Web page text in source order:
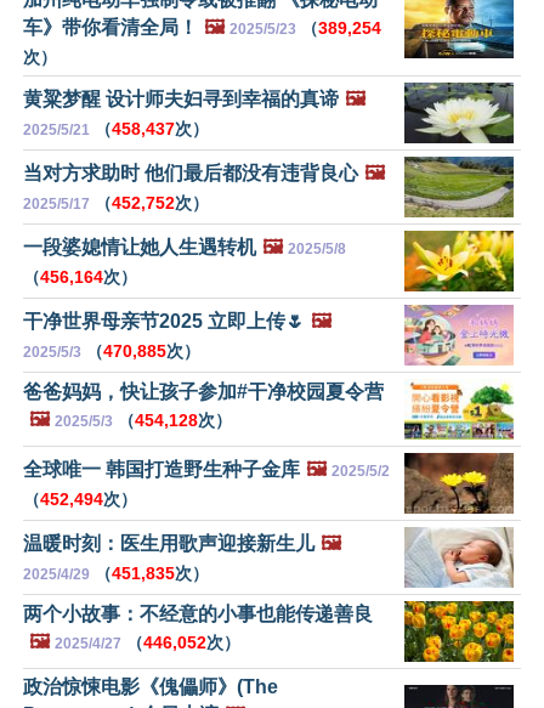
车》带你看清全局！
🖼️ 2025/5/23 （389,254
次）
黄粱梦醒 设计师夫妇寻到幸福的真谛 🖼️
2025/5/21 （458,437次）
当对方求助时 他们最后都没有违背良心 🖼️
2025/5/17 （452,752次）
一段婆媳情让她人生遇转机 🖼️ 2025/5/8
（456,164次）
干净世界母亲节2025 立即上传🌷 🖼️
2025/5/3 （470,885次）
爸爸妈妈，快让孩子参加#干净校园夏令营
🖼️ 2025/5/3 （454,128次）
全球唯一 韩国打造野生种子金库 🖼️ 2025/5/2
（452,494次）
温暖时刻：医生用歌声迎接新生儿 🖼️
2025/4/29 （451,835次）
两个小故事：不经意的小事也能传递善良
🖼️ 2025/4/27 （446,052次）
政治惊悚电影《傀儡师》(The